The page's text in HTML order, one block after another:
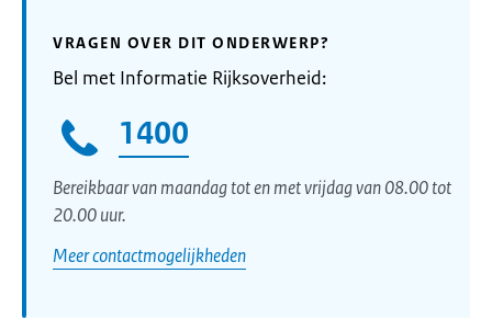
VRAGEN OVER DIT ONDERWERP?
Bel met Informatie Rijksoverheid:
1400
Bereikbaar van maandag tot en met vrijdag van 08.00 tot
20.00 uur.
Meer contactmogelijkheden